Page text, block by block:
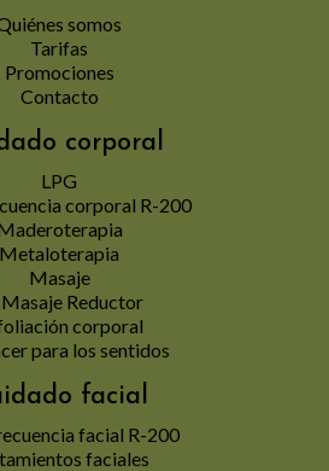
somos
Tarifas
Promociones
Contacto
corporal
LPG
corporal R-200
Metaloterapia
Masaje
Reductor
corporal
para los sentidos
facial
facial R-200
faciales